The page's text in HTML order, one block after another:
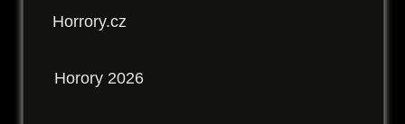
Horrory.cz
Horory 2026